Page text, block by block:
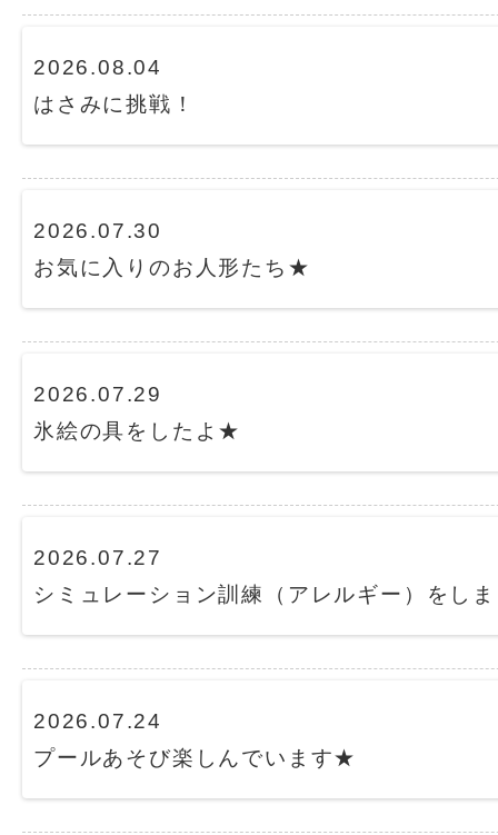
2026.08.04
はさみに挑戦！
2026.07.30
お気に入りのお人形たち★
2026.07.29
氷絵の具をしたよ★
2026.07.27
シミュレーション訓練（アレルギー）をし
2026.07.24
プールあそび楽しんでいます★